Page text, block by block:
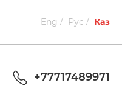
Eng Рус Каз
+77717489971